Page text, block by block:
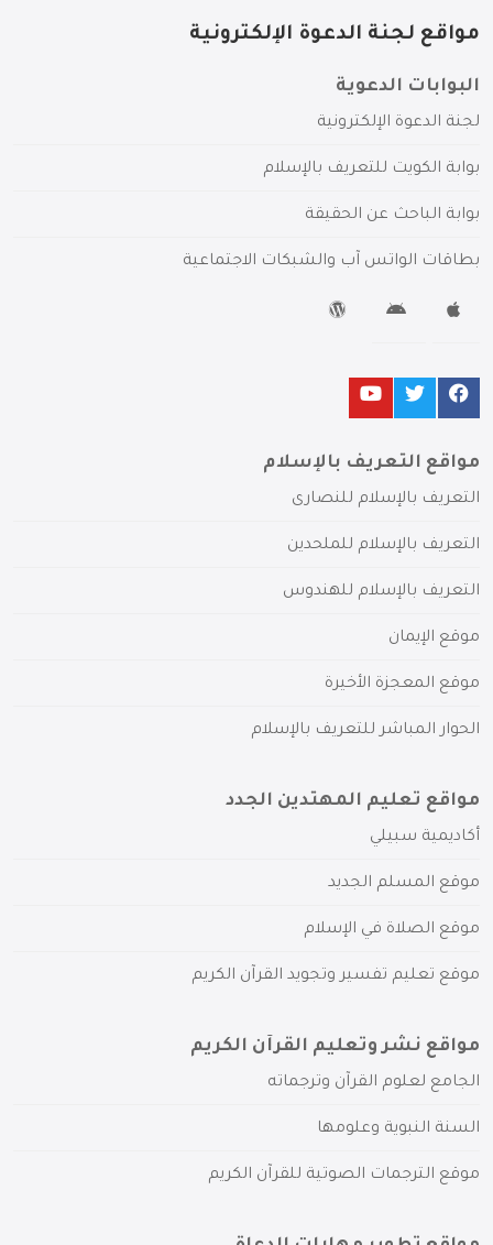
مواقع لجنة الدعوة الإلكترونية
البوابات الدعوية
لجنة الدعوة الإلكترونية
بوابة الكويت للتعريف بالإسلام
بوابة الباحث عن الحقيقة
بطاقات الواتس آب والشبكات الاجتماعية
مواقع التعريف بالإسلام
التعريف بالإسلام للنصارى
التعريف بالإسلام للملحدين
التعريف بالإسلام للهندوس
موقع الإيمان
موقع المعجزة الأخيرة
الحوار المباشر للتعريف بالإسلام
مواقع تعليم المهتدين الجدد
أكاديمية سبيلي
موقع المسلم الجديد
موقع الصلاة في الإسلام
موقع تعليم تفسير وتجويد القرآن الكريم
مواقع نشر وتعليم القرآن الكريم
الجامع لعلوم القرآن وترجماته
السنة النبوية وعلومها
موقع الترجمات الصوتية للقرآن الكريم